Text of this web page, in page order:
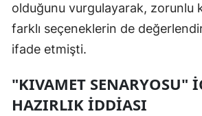
olduğunu vurgulayarak, zorunlu
farklı seçeneklerin de
ifade etmişti.
"KIVAMET SENARYOSU"
HAZIRLIK İDDİASI